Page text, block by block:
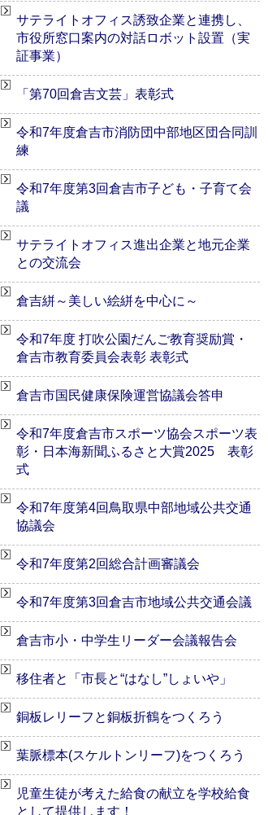
サテライトオフィス誘致企業と連携し、
市役所窓口案内の対話ロボット設置（実
証事業）
「第70回倉吉文芸」表彰式
令和7年度倉吉市消防団中部地区団合同訓
練
令和7年度第3回倉吉市子ども・子育て会
議
サテライトオフィス進出企業と地元企業
との交流会
倉吉絣～美しい絵絣を中心に～
令和7年度 打吹公園だんご教育奨励賞・
倉吉市教育委員会表彰 表彰式
倉吉市国民健康保険運営協議会答申
令和7年度倉吉市スポーツ協会スポーツ表
彰・日本海新聞ふるさと大賞2025 表彰
式
令和7年度第4回鳥取県中部地域公共交通
協議会
令和7年度第2回総合計画審議会
令和7年度第3回倉吉市地域公共交通会議
倉吉市小・中学生リーダー会議報告会
移住者と「市長と“はなし”しょいや」
銅板レリーフと銅板折鶴をつくろう
葉脈標本(スケルトンリーフ)をつくろう
児童生徒が考えた給食の献立を学校給食
として提供します！